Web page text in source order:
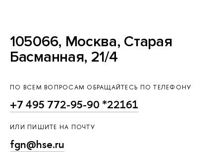
105066, Москва, Старая
Басманная, 21/4
ПО ВСЕМ ВОПРОСАМ ОБРАЩАЙТЕСЬ ПО ТЕЛЕФОНУ
+7 495 772-95-90 *22161
ИЛИ ПИШИТЕ НА ПОЧТУ
fgn@hse.ru